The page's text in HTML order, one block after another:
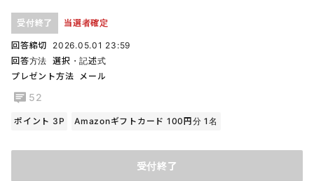
受付終了 当選者確定
回答締切
2026.05.01 23:59
回答方法 選択・記述式
プレゼント方法
メール
52
ポイント 3P Amazonギフトカード 100円分 1名
受付終了